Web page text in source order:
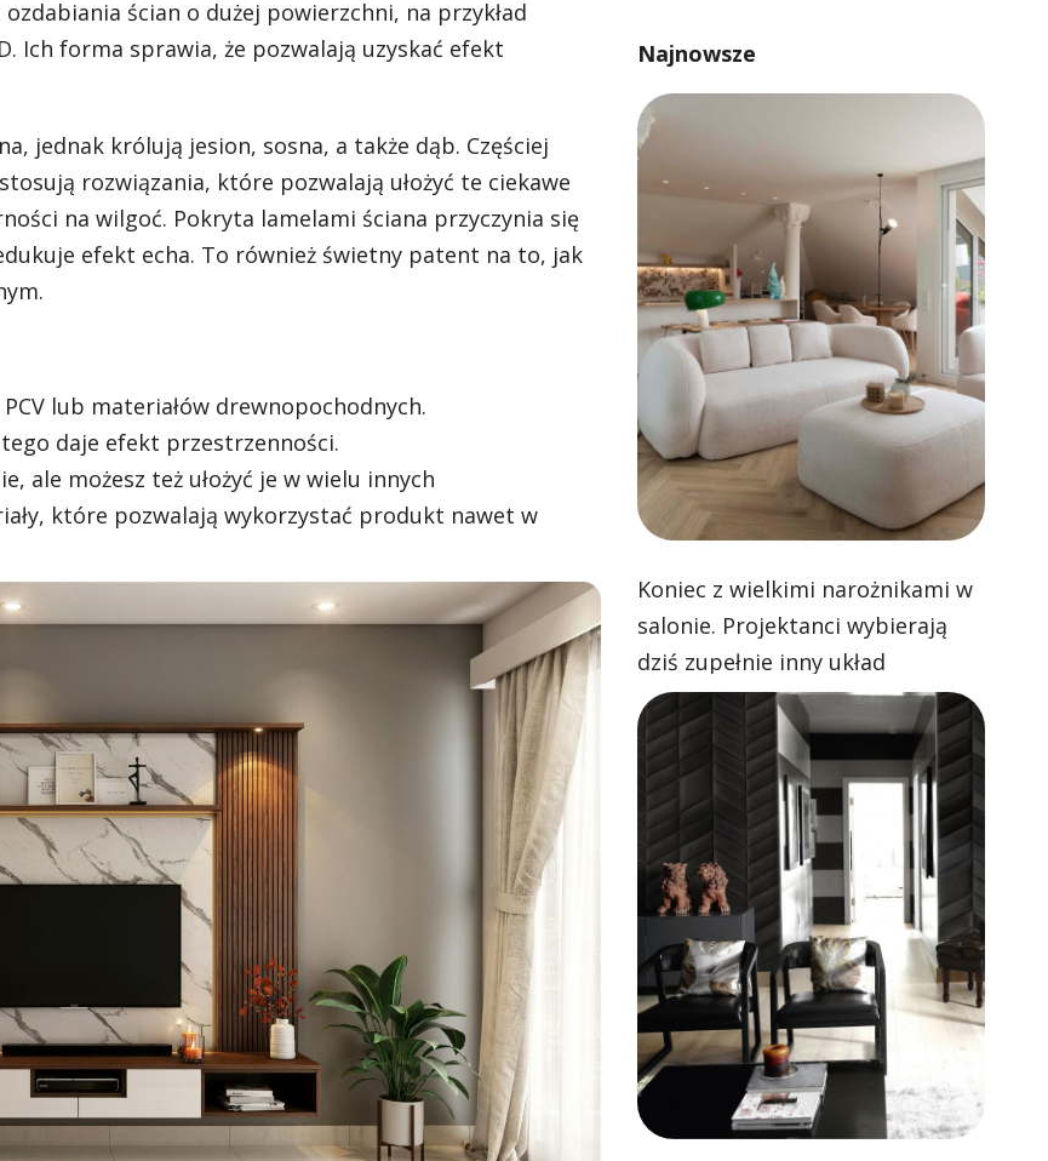
ścian o dużej powierzchni, na przykład
Ich forma sprawia, że pozwalają uzyskać efekt
jednak królują jesion, sosna, a także dąb. Częściej
rozwiązania, które pozwalają ułożyć te ciekawe
na wilgoć. Pokryta lamelami ściana przyczynia się
efekt echa. To również świetny patent na to, jak
.
lub materiałów drewnopochodnych.
daje efekt przestrzenności.
ale możesz też ułożyć je w wielu innych
które pozwalają wykorzystać produkt nawet w
Najnowsze
Koniec z wielkimi narożnikami w
salonie. Projektanci wybierają
dziś zupełnie inny układ